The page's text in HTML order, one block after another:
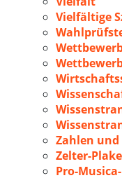
Vielfältige
Zahlen und
Zelter-
Pro-